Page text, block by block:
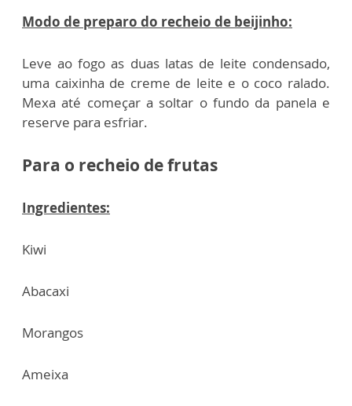
Modo de preparo do recheio de beijinho:
Leve ao fogo as duas latas de leite condensado,
uma caixinha de creme de leite e o coco ralado.
Mexa até começar a soltar o fundo da panela e
reserve para esfriar.
Para o recheio de frutas
Ingredientes:
Kiwi
Abacaxi
Morangos
Ameixa